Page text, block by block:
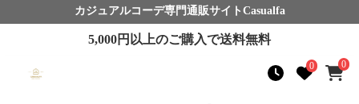
カジュアルコーデ専門通販サイト Casualfa
5,000円以上のご購入で送料無料
0 0